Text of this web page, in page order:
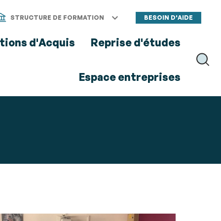
STRUCTURE DE FORMATION BESOIN D'AIDE
d'Acquis Reprise d'études
Espace entreprises